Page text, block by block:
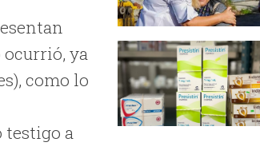
ya
como lo
testigo a